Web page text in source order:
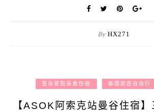
By HX271
曼谷景點美食住宿 泰國旅遊自由行
【ASOK阿索克站曼谷住宿